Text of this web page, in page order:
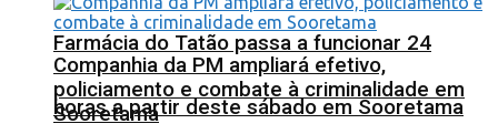
Farmácia do Tatão passa a funcionar 24
horas a partir deste sábado em Sooretama
Companhia da PM ampliará efetivo,
policiamento e combate à criminalidade em
Sooretama